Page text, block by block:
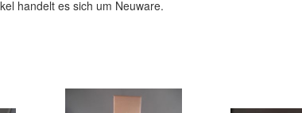
handelt es sich um Neuware.